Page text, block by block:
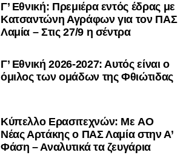
Γ’ Εθνική: Πρεμιέρα εντός έδρας με
Κατσαντώνη Αγράφων για τον ΠΑΣ
Λαμία – Στις 27/9 η σέντρα
Γ’ Εθνική 2026-2027: Αυτός είναι ο
όμιλος των ομάδων της Φθιώτιδας
Kύπελλο Ερασιτεχνών: Με AO
Nέας Αρτάκης ο ΠΑΣ Λαμία στην Α’
Φάση – Αναλυτικά τα ζευγάρια